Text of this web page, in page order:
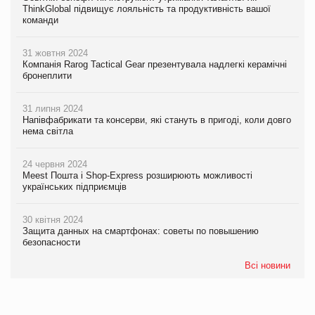
ThinkGlobal підвищує лояльність та продуктивність вашої
команди
31 жовтня 2024
Компанія Rarog Tactical Gear презентувала надлегкі керамічні
бронеплити
31 липня 2024
Напівфабрикати та консерви, які стануть в пригоді, коли довго
нема світла
24 червня 2024
Meest Пошта і Shop-Express розширюють можливості
українських підприємців
30 квітня 2024
Защита данных на смартфонах: советы по повышению
безопасности
Всі новини